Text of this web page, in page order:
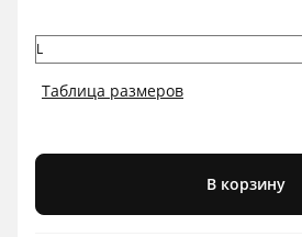
Таблица размеров
В корзину